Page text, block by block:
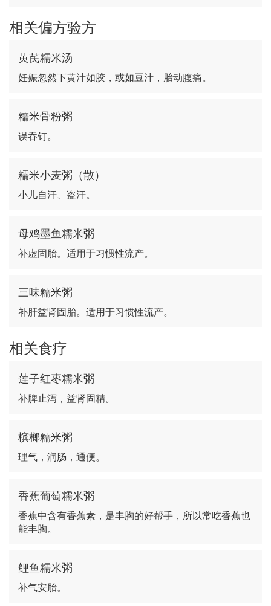
相关偏方验方
黄芪糯米汤
妊娠忽然下黄汁如胶，或如豆汁，胎动腹痛。
糯米骨粉粥
误吞钉。
糯米小麦粥（散）
小儿自汗、盗汗。
母鸡墨鱼糯米粥
补虚固胎。适用于习惯性流产。
三味糯米粥
补肝益肾固胎。适用于习惯性流产。
相关食疗
莲子红枣糯米粥
补脾止泻，益肾固精。
槟榔糯米粥
理气，润肠，通便。
香蕉葡萄糯米粥
香蕉中含有香蕉素，是丰胸的好帮手，所以常吃香蕉也
能丰胸。
鲤鱼糯米粥
补气安胎。